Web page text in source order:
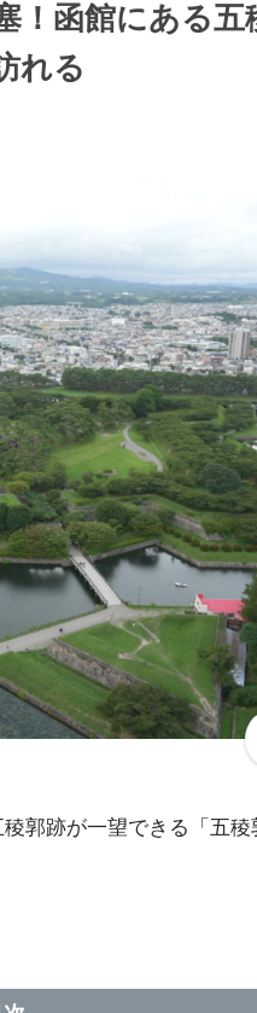
！函館にある五
れる
郭跡が一望できる「五